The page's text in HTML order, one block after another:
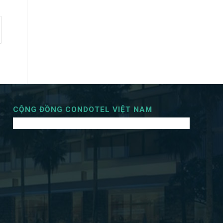
CỘNG ĐỒNG CONDOTEL VIỆT NAM